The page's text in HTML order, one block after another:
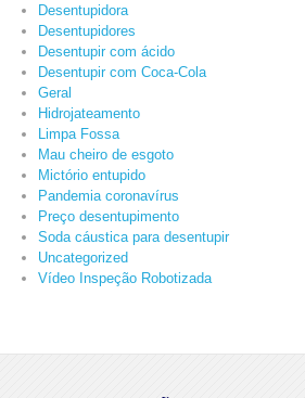
Desentupidora
Desentupidores
Desentupir com ácido
Desentupir com Coca-Cola
Geral
Hidrojateamento
Limpa Fossa
Mau cheiro de esgoto
Mictório entupido
Pandemia coronavírus
Preço desentupimento
Soda cáustica para desentupir
Uncategorized
Vídeo Inspeção Robotizada